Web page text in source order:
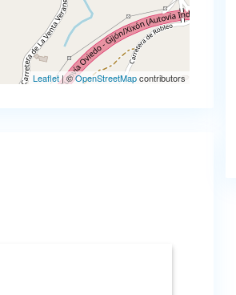
Leaflet| ©OpenStreetMapcontributors